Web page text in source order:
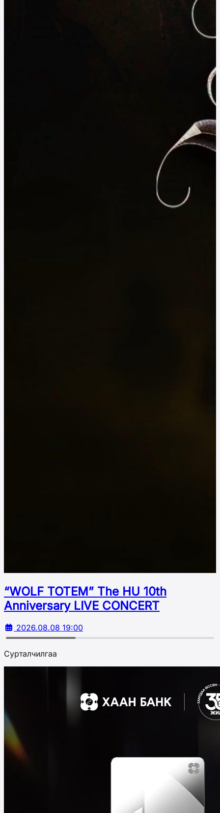
“WOLF TOTEM” The HU 10th
Аnniversary LIVE CONCERT
2026.08.08 19:00
Сурталчилгаа